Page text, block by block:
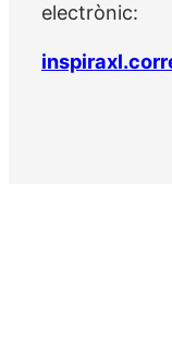
electrònic: